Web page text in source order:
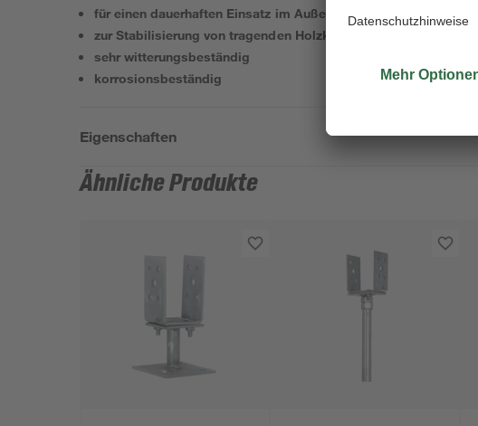
für einen dauerhaften Einsatz im Außenbereich
zur Stabilisierung von tragenden Holzkonstruktionen
sehr witterungsbeständig
korrosionsbeständig
Eigenschaften
Ähnliche Produkte